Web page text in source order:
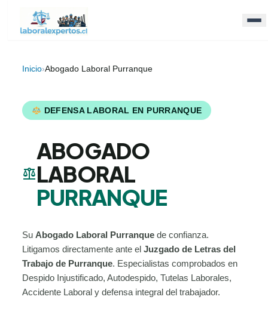
Inicio›Abogado Laboral Purranque
DEFENSA LABORAL EN PURRANQUE
balance
ABOGADO
LABORAL
PURRANQUE
Su Abogado Laboral Purranque de confianza.
Litigamos directamente ante elJuzgado de Letras del
Trabajo de Purranque. Especialistas comprobados en
Despido Injustificado, Autodespido, Tutelas Laborales,
Accidente Laboral y defensa integral del trabajador.